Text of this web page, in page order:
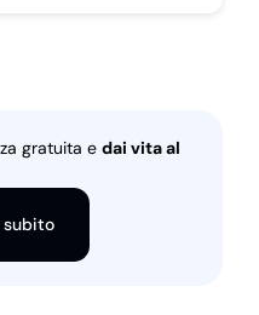
gratuita e dai vita al
subito